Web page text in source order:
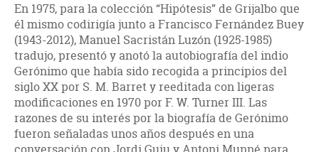
En 1975, para la colección “Hipótesis” de Grijalbo que
él mismo codirigía junto a Francisco Fernández Buey
(1943-2012), Manuel Sacristán Luzón (1925-1985)
tradujo, presentó y anotó la autobiografía del indio
Gerónimo que había sido recogida a principios del
siglo XX por S. M. Barret y reeditada con ligeras
modificaciones en 1970 por F. W. Turner III. Las
razones de su interés por la biografía de Gerónimo
fueron señaladas unos años después en una